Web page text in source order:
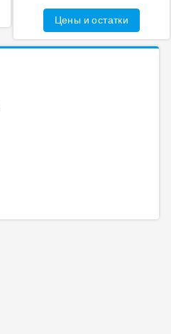
Цены и остатки